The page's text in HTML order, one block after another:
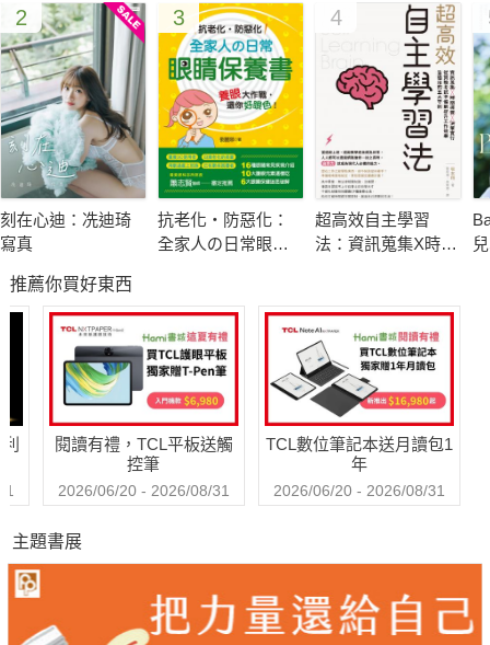
2
刻在心迪：冼迪琦
寫真
3
抗老化‧防惡化：
全家人の日常眼睛
4
超高效自主學習
法：資訊蒐集X時間
升工作效率皆適用
的五大守則
推薦你買好東西
閱讀有禮，TCL平板送觸
控筆
2026/06/20 - 2026/08/31
TCL數位筆記本送月讀包1
年
2026/06/20 - 2026/08/31
主題書展